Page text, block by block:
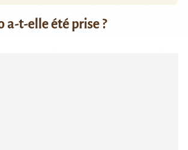
a-t-elle été prise ?